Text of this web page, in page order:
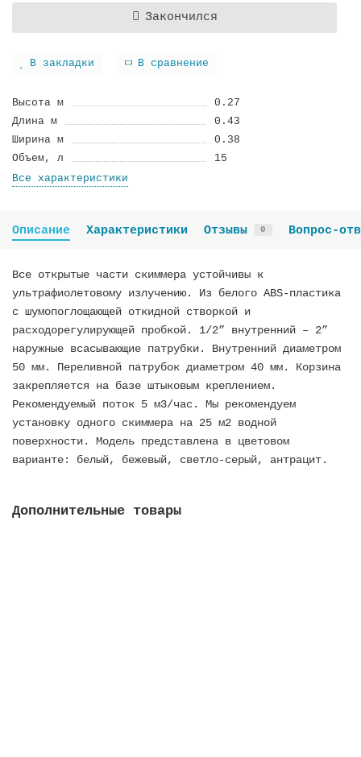
Закончился
В закладки В сравнение
Высота м
0.27
Длина м
0.43
Ширина м
0.38
Объем, л
15
Все характеристики
Описание Характеристики Отзывы 0 Вопрос-
Все открытые части скиммера устойчивы к
ультрафиолетовому излучению. Из белого ABS-пластика
с шумопоглощающей откидной створкой и
расходорегулирующей пробкой. 1/2” внутренний – 2”
наружные всасывающие патрубки. Внутренний диаметром
50 мм. Переливной патрубок диаметром 40 мм. Корзина
закрепляется на базе штыковым креплением.
Рекомендуемый поток 5 м3/час. Мы рекомендуем
установку одного скиммера на 25 м2 водной
поверхности. Модель представлена в цветовом
варианте: белый, бежевый, светло-серый, антрацит.
Дополнительные товары